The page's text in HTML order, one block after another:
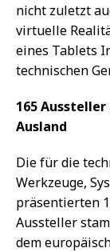
nicht zuletzt
virtuelle
eines Tablets
technischen
165 Aussteller
Ausland
Die für die
Werkzeuge,
präsentierten
Aussteller
dem